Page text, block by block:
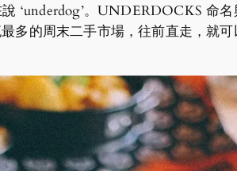
‘underdog’。UNDERDOCKS 命
多的周末二手市場，往前直走，就